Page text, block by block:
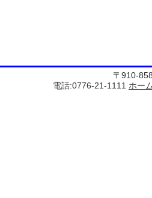
〒910-
電話:0776-21-1111 ホー